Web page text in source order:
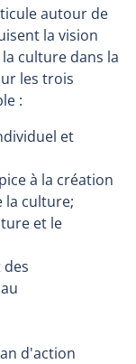
autour de
la vision
culture dans la
les trois
:
et
à la création
la culture;
et le
d'action